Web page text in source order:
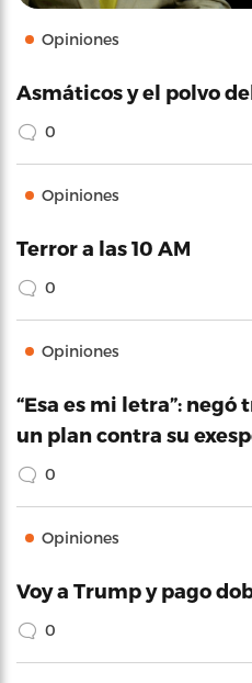
Opiniones
Asmáticos y el polvo
0
Opiniones
Terror a las 10 AM
0
Opiniones
“Esa es mi letra”: negó
un plan contra su
0
Opiniones
Voy a Trump y pago
0